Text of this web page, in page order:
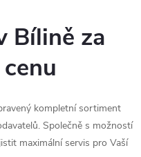
Bílině za
kompletní sortiment
Společně s možností
maximální servis pro Vaší